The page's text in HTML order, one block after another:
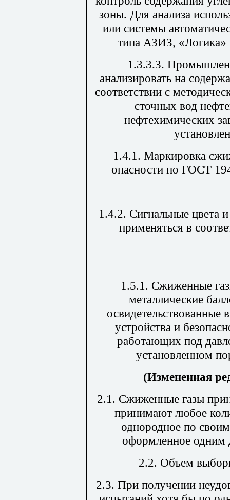
зоны. Для анализа
или системы
типа АЗИЗ, «Логика»
1.3.3.3.
анализировать на
соответствии с
сточных вод
нефтехимических
1.4.1. Маркировка
опасности по ГОСТ
1.4.2. Сигнальные цвета
применяться в
1.5.1. Сжиженные
металлические
освидетельствованные
устройства и
работающих под
установленном
(Измененная
2.1. Сжиженные газы
принимают любое
однородное по
оформленное одним
2.2. Объем
2.3. При получении